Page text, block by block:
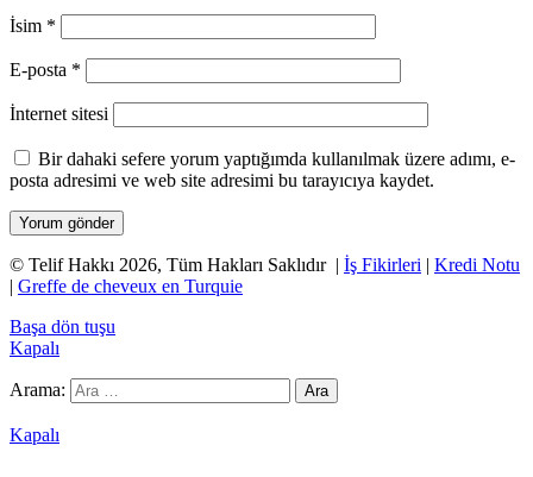
İsim *
E-posta *
İnternet sitesi
Bir dahaki sefere yorum yaptığımda kullanılmak üzere adımı, e-
posta adresimi ve web site adresimi bu tarayıcıya kaydet.
© Telif Hakkı 2026, Tüm Hakları Saklıdır | İş Fikirleri | Kredi Notu
| Greffe de cheveux en Turquie
Başa dön tuşu
Kapalı
Arama:
Kapalı